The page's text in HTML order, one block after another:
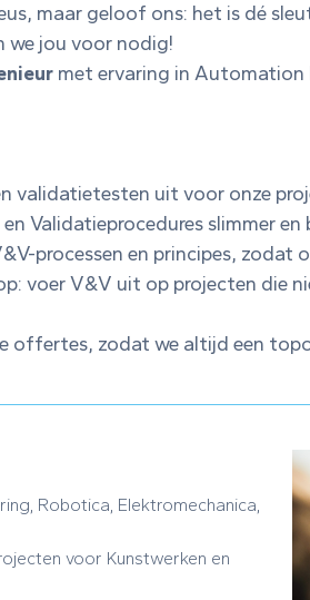
maar geloof ons: het is dé
we jou voor nodig!
met ervaring in Automation
validatietesten uit voor onze
Validatieprocedures slimmer
processen en principes, zodat
voer V&V uit op projecten
offertes, zodat we altijd een
Robotica, Elektromechanica,
voor Kunstwerken en